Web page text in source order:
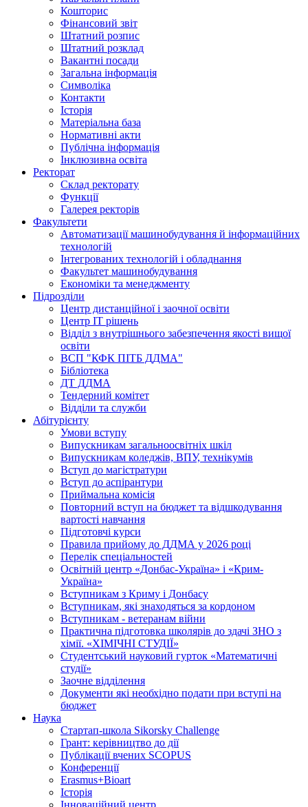
Кошторис
Фінансовий звіт
Штатний розпис
Штатний розклад
Вакантні посади
Загальна інформація
Символіка
Контакти
Історія
Матеріальна база
Нормативні акти
Публічна інформація
Інклюзивна освіта
Ректорат
Склад ректорату
Функції
Галерея ректорів
Факультети
Автоматизації машинобудування й інформаційних
технологій
Інтегрованих технологій і обладнання
Факультет машинобудування
Економіки та менеджменту
Підрозділи
Центр дистанційної і заочної освіти
Центр ІТ рішень
Відділ з внутрішнього забезпечення якості вищої
освіти
ВСП "КФК ПІТБ ДДМА"
Бібліотека
ДТ ДДМА
Тендерний комітет
Відділи та служби
Абітурієнту
Умови вступу
Випускникам загальноосвітніх шкіл
Випускникам коледжів, ВПУ, технікумів
Вступ до магістратури
Вступ до аспірантури
Приймальна комісія
Повторний вступ на бюджет та відшкодування
вартості навчання
Підготовчі курси
Правила прийому до ДДМА у 2026 році
Перелік спеціальностей
Освітній центр «Донбас-Україна» і «Крим-
Україна»
Вступникам з Криму і Донбасу
Вступникам, які знаходяться за кордоном
Вступникам - ветеранам війни
Практична підготовка школярів до здачі ЗНО з
хімії. «ХІМІЧНІ СТУДІЇ»
Студентський науковий гурток «Математичні
студії»
Заочне відділення
Документи які необхідно подати при вступі на
бюджет
Наука
Стартап-школа Sikorsky Challenge
Грант: керівництво до дії
Публікації вчених SCOPUS
Конференції
Erasmus+Bioart
Історія
Інноваційний центр